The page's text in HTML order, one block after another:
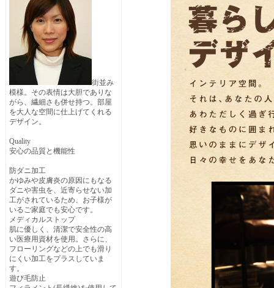
街並み
模様。その表情は大胆でありな
がら、繊細さも併せ持つ。部屋
を大人な空間に仕上げてくれる
デザイン。
Quality
安心の品質と機能性
防ダニ加工
かゆみや皮膚炎の原因にもなる
ダニや害虫を、近寄らせない加
工がされているため、お子様が
いるご家庭でも安心です。
メディカルストップ
肌に優しく、清潔で安全性の高
い医療用資材を使用。さらに、
フローリングなどの上でも滑り
にくい加工をプラスしていま
す。
遊び毛防止